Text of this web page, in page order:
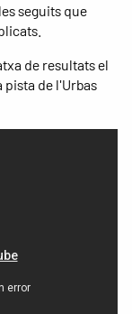
seguits que
de resultats el
pista de l'Urbas